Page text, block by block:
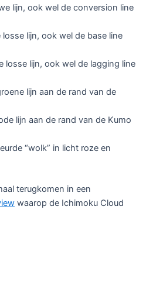
lijn, ook wel de conversion line
lijn, ook wel de base line
losse lijn, ook wel de lagging line
lijn aan de rand van de
lijn aan de rand van de Kumo
“wolk” in licht roze en
terugkomen in een
waarop de Ichimoku Cloud